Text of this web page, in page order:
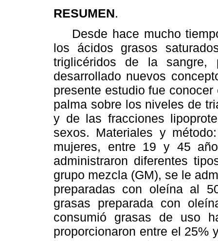
RESUMEN.
Desde hace mucho
los ácidos grasos
triglicéridos de la sangre,
desarrollado nuevos
presente estudio fue
palma sobre los niveles de
y de las fracciones
sexos. Materiales y
mujeres, entre 19 y 45
administraron diferentes
grupo mezcla (GM), se le
preparadas con oleína al
grasas preparada con
consumió grasas de uso
proporcionaron entre el 25%